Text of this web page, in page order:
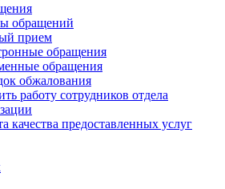
обращений
прием
обращения
обращения
обжалования
работу сотрудников отдела
качества предоставленных услуг